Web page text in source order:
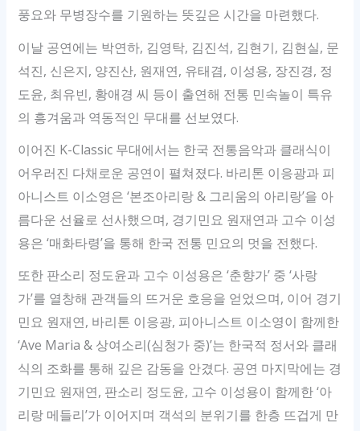
풍요와 무병장수를 기원하는 뜻깊은 시간을 마련했다.
이날 공연에는 박연하, 김영탁, 김진석, 김현기, 김현실, 문
석진, 신은지, 양진산, 원재연, 유태겸, 이성용, 장진경, 정
도윤, 최유빈, 황애경 씨 등이 출연해 전통 민속놀이 특유
의 흥겨움과 역동적인 무대를 선보였다.
이어진 K-Classic 무대에서는 한국 전통음악과 클래식이
어우러진 다채로운 공연이 펼쳐졌다. 바리톤 이응광과 피
아니스트 이소영은 ‘본조아리랑 & 그리움의 아리랑’을 아
름다운 선율로 선사했으며, 경기민요 원재연과 고수 이성
용은 ‘매화타령’을 통해 한국 전통 민요의 멋을 전했다.
또한 판소리 정도윤과 고수 이성용은 ‘춘향가’ 중 ‘사랑
가’를 열창해 관객들의 뜨거운 호응을 얻었으며, 이어 경기
민요 원재연, 바리톤 이응광, 피아니스트 이소영이 함께한
‘Ave Maria & 상여소리(심청가 중)’는 한국적 정서와 클래
식의 조화를 통해 깊은 감동을 안겼다. 공연 마지막에는 경
기민요 원재연, 판소리 정도윤, 고수 이성용이 함께한 ‘아
리랑 메들리’가 이어지며 객석의 분위기를 한층 뜨겁게 만